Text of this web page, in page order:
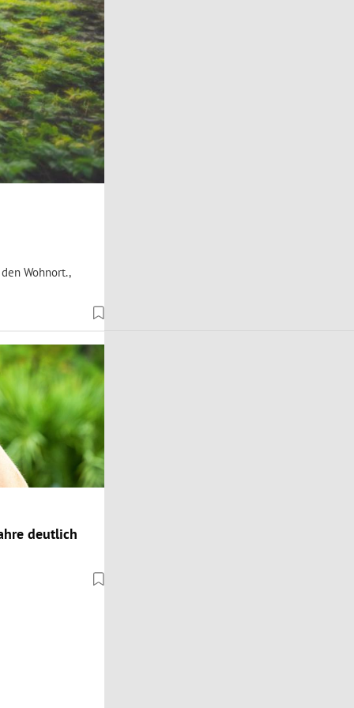
Wohnort.,
deutlich